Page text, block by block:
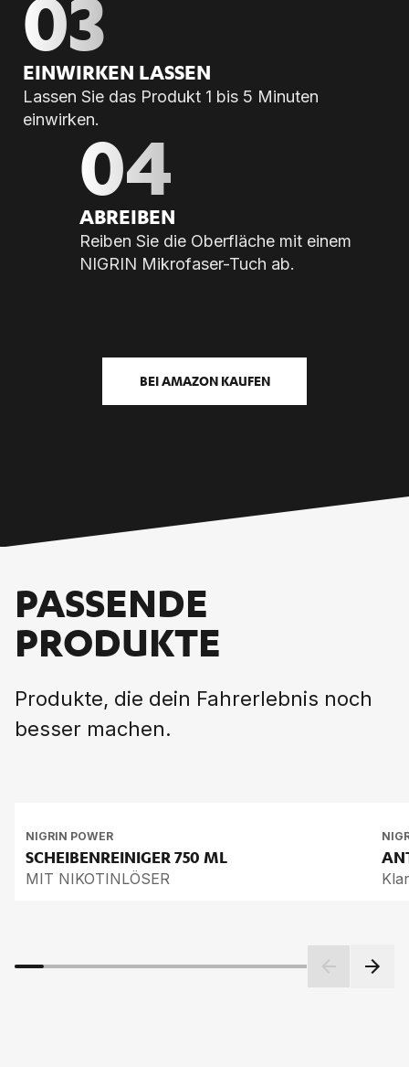
03
EIN­WIR­KEN LAS­SEN
Lassen Sie das Produkt 1 bis 5 Minuten
einwirken.
04
AB­REI­BEN
Reiben Sie die Oberfläche mit einem
NIGRIN Mikrofaser-Tuch ab.
BEI AMAZON KAUFEN
PASSENDE
PRODUKTE
Produkte, die dein Fahrerlebnis noch
besser machen.
NIGRIN POWER
SCHEI­BEN­REI­NI­GER750 ML
MIT NIKOTINLÖSER